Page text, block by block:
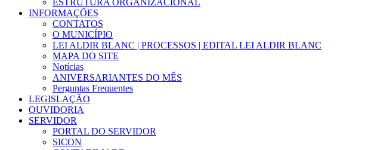
ESTRUTURA ORGANIZACIONAL
INFORMAÇÕES
CONTATOS
O MUNICÍPIO
LEI ALDIR BLANC | PROCESSOS | EDITAL LEI ALDIR BLANC
MAPA DO SITE
Notícias
ANIVERSARIANTES DO MÊS
Perguntas Frequentes
LEGISLAÇÃO
OUVIDORIA
SERVIDOR
PORTAL DO SERVIDOR
SICON